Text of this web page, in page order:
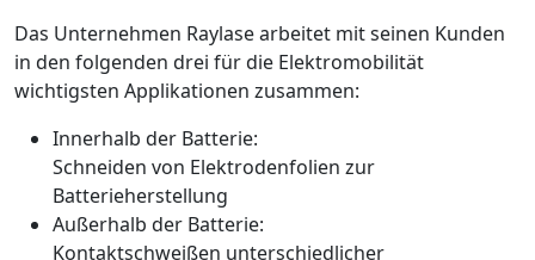
Das Unternehmen Raylase arbeitet mit seinen Kunden
in den folgenden drei für die Elektromobilität
wichtigsten Applikationen zusammen:
Innerhalb der Batterie:
Schneiden von Elektrodenfolien zur
Batterieherstellung
Außerhalb der Batterie:
Kontaktschweißen unterschiedlicher